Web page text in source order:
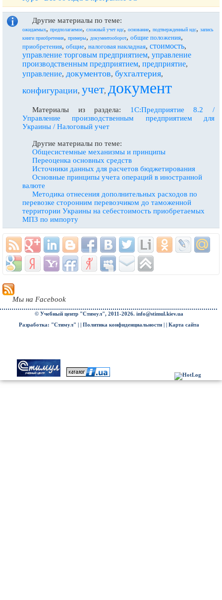
Другие материалы по теме:
ожидаемых, предполагаемое, сложный учет ндс, основание, подтвержденный ндс, запись
книги приобретения, примеры, документооборот, общие положения,
приобретения, общие, налоговая накладная, стоимость,
управление торговым предприятием, управление
производственным предприятием, предприятие,
управление, документов, бухгалтерия,
конфигурации, учет, документ
Материалы из раздела: 1С:Предприятие 8.2 /
Управление производственным предприятием для
Украины / Налоговый учет
Другие материалы по теме:
Общесистемные механизмы и принципы
Переоценка основных средств
Источники данных для расчетов бюджетирования
Основные принципы учета операций в иностранной
валюте
Методика отнесения дополнительных расходов по
перевозке сторонним перевозчиком до таможенной
территории Украины на себестоимость приобретаемых
МПЗ по импорту
Мы на Facebook
© Учебный центр "Стимул", 2011-2026. info@stimul.kiev.ua
Разработка: "Стимул" | | Политика конфиденциальности| | Карта сайта